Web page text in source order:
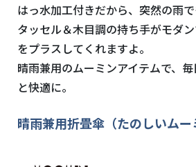
はっ水加工付きだから、突然の雨で
タッセル＆木目調の持ち手がモダ
をプラスしてくれますよ。
晴雨兼用のムーミンアイテムで、
と快適に。
晴雨兼用折畳傘（たのしいムー